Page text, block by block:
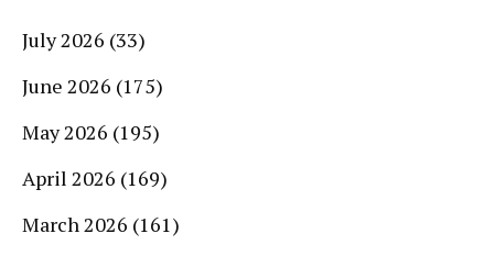
July 2026 (33)
June 2026 (175)
May 2026 (195)
April 2026 (169)
March 2026 (161)